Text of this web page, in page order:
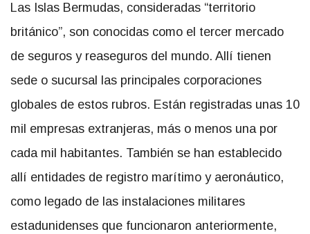
Las Islas Bermudas, consideradas “territorio
británico”, son conocidas como el tercer mercado
de seguros y reaseguros del mundo. Allí tienen
sede o sucursal las principales corporaciones
globales de estos rubros. Están registradas unas 10
mil empresas extranjeras, más o menos una por
cada mil habitantes. También se han establecido
allí entidades de registro marítimo y aeronáutico,
como legado de las instalaciones militares
estadunidenses que funcionaron anteriormente,